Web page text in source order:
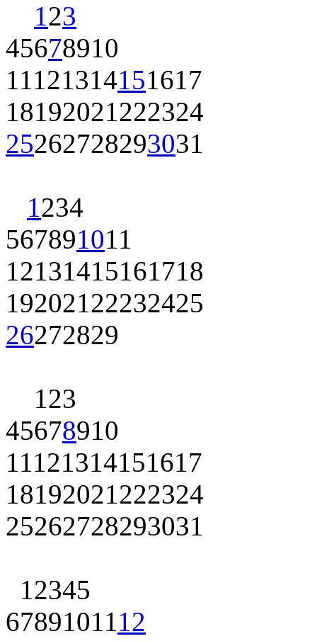
123
45678910
11121314151617
18192021222324
25262728293031
1234
567891011
12131415161718
19202122232425
26272829
123
45678910
11121314151617
18192021222324
25262728293031
12345
6789101112